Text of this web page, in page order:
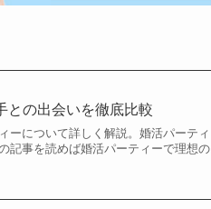
との出会いを徹底比較
ーについて詳しく解説。婚活パーティ
記事を読めば婚活パーティーで理想の